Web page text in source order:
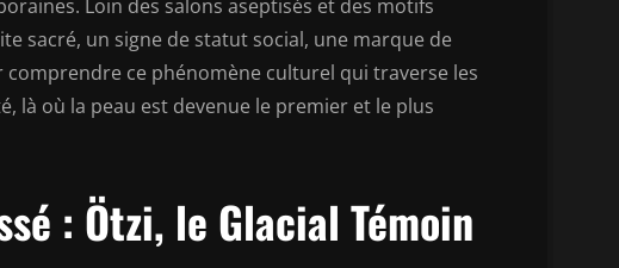
Loin des salons aseptisés et des motifs
sacré, un signe de statut social, une marque de
ce phénomène culturel qui traverse les
là où la peau est devenue le premier et le plus
: Ötzi, le Glacial Témoin